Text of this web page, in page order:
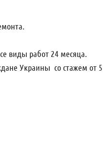
виды работ 24 месяца.
Украины со стажем от